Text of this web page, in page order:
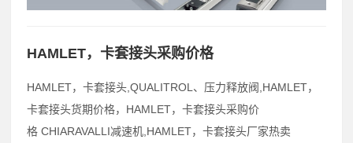
HAMLET，卡套接头采购价格
HAMLET，卡套接头,QUALITROL、压力释放阀,HAMLET，
卡套接头货期价格，HAMLET，卡套接头采购价
格 CHIARAVALLI减速机,HAMLET，卡套接头厂家热卖